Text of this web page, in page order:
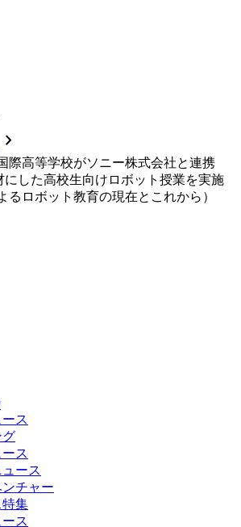
chevron_forward
際高等学校がソニー株式会社と連携
にした高校生向けロボット授業を実施
るロボット教育の現在とこれから）
ス
グ
ス
ース
チャー
特集
ス